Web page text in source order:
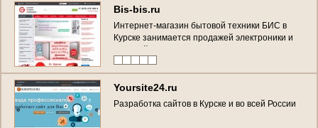
Bis-bis.ru
Интернет-магазин бытовой техники БИС в
Курске занимается продажей электроники и
бытовой техники уже более 15 лет. (Россия,
Yoursite24.ru
Разработка сайтов в Курске и во всей России